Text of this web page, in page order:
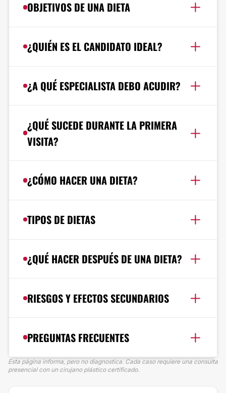
OBJETIVOS DE UNA DIETA
¿QUIÉN ES EL CANDIDATO IDEAL?
¿A QUÉ ESPECIALISTA DEBO ACUDIR?
¿QUÉ SUCEDE DURANTE LA PRIMERA
VISITA?
¿CÓMO HACER UNA DIETA?
TIPOS DE DIETAS
¿QUÉ HACER DESPUÉS DE UNA DIETA?
RIESGOS Y EFECTOS SECUNDARIOS
PREGUNTAS FRECUENTES
Esta página informa, pero no diagnostica. Cada caso requiere una consulta
presencial con un cirujano plástico certificado.